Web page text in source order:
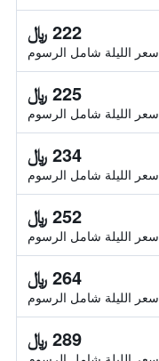
222 ﷼
سعر الليلة شامل الرسوم
225 ﷼
سعر الليلة شامل الرسوم
234 ﷼
سعر الليلة شامل الرسوم
252 ﷼
سعر الليلة شامل الرسوم
264 ﷼
سعر الليلة شامل الرسوم
289 ﷼